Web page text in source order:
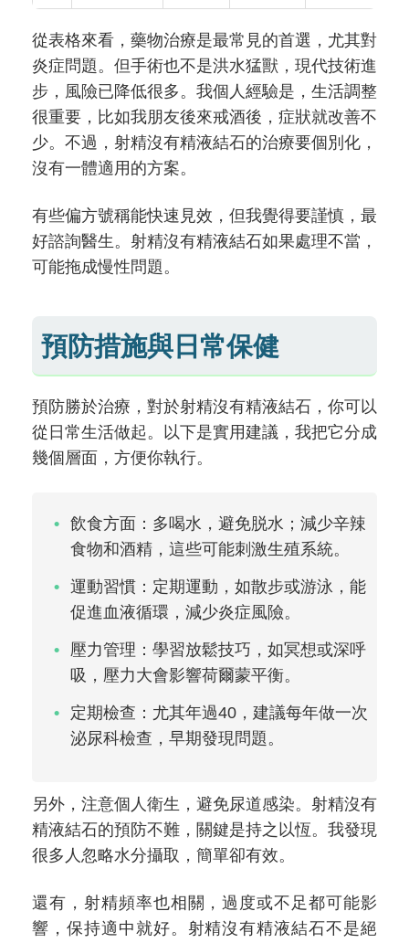
從表格來看，藥物治療是最常見的首選，尤其對
炎症問題。但手術也不是洪水猛獸，現代技術進
步，風險已降低很多。我個人經驗是，生活調整
很重要，比如我朋友後來戒酒後，症狀就改善不
少。不過，射精沒有精液結石的治療要個別化，
沒有一體適用的方案。
有些偏方號稱能快速見效，但我覺得要謹慎，最
好諮詢醫生。射精沒有精液結石如果處理不當，
可能拖成慢性問題。
預防措施與日常保健
預防勝於治療，對於射精沒有精液結石，你可以
從日常生活做起。以下是實用建議，我把它分成
幾個層面，方便你執行。
飲食方面：多喝水，避免脱水；減少辛辣
食物和酒精，這些可能刺激生殖系統。
運動習慣：定期運動，如散步或游泳，能
促進血液循環，減少炎症風險。
壓力管理：學習放鬆技巧，如冥想或深呼
吸，壓力大會影響荷爾蒙平衡。
定期檢查：尤其年過40，建議每年做一次
泌尿科檢查，早期發現問題。
另外，注意個人衛生，避免尿道感染。射精沒有
精液結石的預防不難，關鍵是持之以恆。我發現
很多人忽略水分攝取，簡單卻有效。
還有，射精頻率也相關，過度或不足都可能影
響，保持適中就好。射精沒有精液結石不是絕